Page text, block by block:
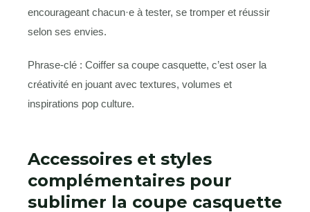
encourageant chacun·e à tester, se tromper et réussir
selon ses envies.
Phrase-clé : Coiffer sa coupe casquette, c’est oser la
créativité en jouant avec textures, volumes et
inspirations pop culture.
Accessoires et styles
complémentaires pour
sublimer la coupe casquette